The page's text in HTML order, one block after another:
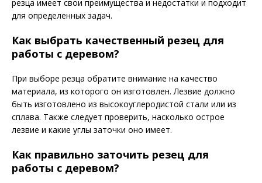
резца имеет свои преимущества и недостатки и подходит
для определенных задач.
Как выбрать качественный резец для
работы с деревом?
При выборе резца обратите внимание на качество
материала, из которого он изготовлен. Лезвие должно
быть изготовлено из высокоуглеродистой стали или из
сплава. Также следует проверить, насколько острое
лезвие и какие углы заточки оно имеет.
Как правильно заточить резец для
работы с деревом?